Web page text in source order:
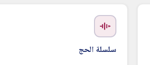
سلسلة الحج